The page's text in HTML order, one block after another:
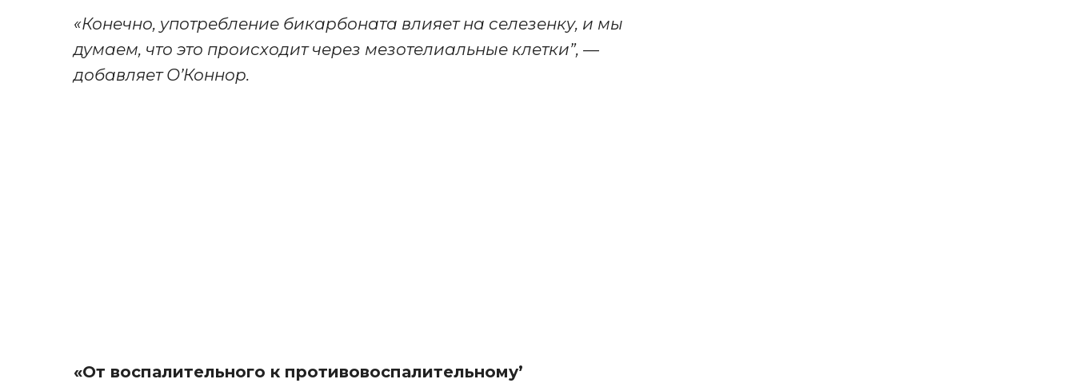
«Конечно, употребление бикарбоната влияет на селезенку, и мы
думаем, что это происходит через мезотелиальные клетки”, —
добавляет О’Коннор.
«От воспалительного к противовоспалительному’